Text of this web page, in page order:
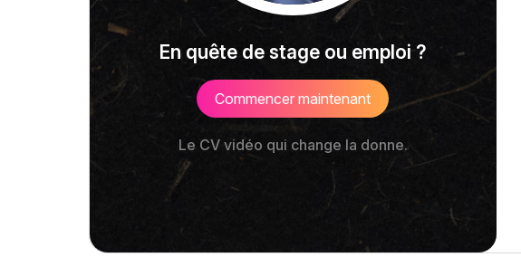
En quête de stage ou emploi ?
Commencer maintenant
Le CV vidéo qui change la donne.